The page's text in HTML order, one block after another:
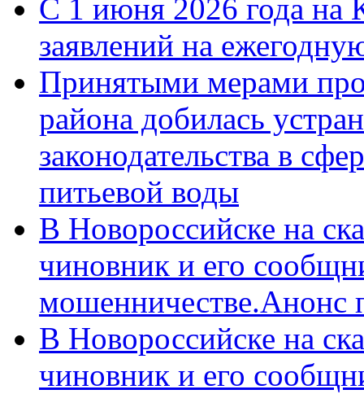
С 1 июня 2026 года на
заявлений на
Принятыми мерами
района добилась
законодательства в
питьевой воды
В Новороссийске на
чиновник и его
мошенничестве.Анонс
В Новороссийске на
чиновник и его